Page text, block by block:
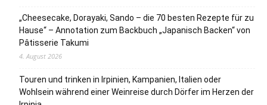
„Cheesecake, Dorayaki, Sando – die 70 besten Rezepte für zu
Hause“ – Annotation zum Backbuch „Japanisch Backen“ von
Pâtisserie Takumi
4. August 2026
Touren und trinken in Irpinien, Kampanien, Italien oder
Wohlsein während einer Weinreise durch Dörfer im Herzen der